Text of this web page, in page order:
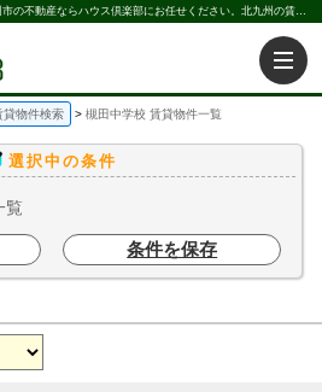
槻田中学校 ｜賃貸物件一覧｜福岡県北九州市の不動産ならハウス倶楽部にお任せください。北九州の賃貸・売買・不動産買取などを不動産に関することならなんでもお任せ。
貸物件検索 槻田中学校 賃貸物件一覧
選択中の条件
覧
条件を保存